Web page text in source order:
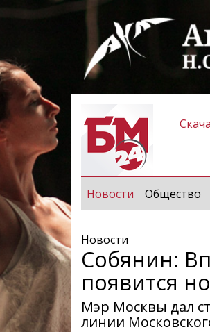
Новости (current)
Общество
Новости
Собянин:
появится
Мэр Москвы дал
линии